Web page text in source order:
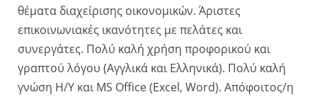
θέματα διαχείρισης οικονομικών. Άριστες
επικοινωνιακές ικανότητες με πελάτες και
συνεργάτες. Πολύ καλή χρήση προφορικού και
γραπτού λόγου (Αγγλικά και Ελληνικά). Πολύ καλή
γνώση Η/Υ και MS Office (Excel, Word). Απόφοιτος/η